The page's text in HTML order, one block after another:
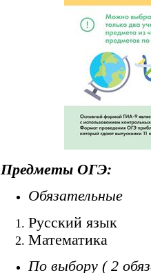
Предметы ОГЭ:
Обязательные
Русский язык
Математика
По выбору ( 2